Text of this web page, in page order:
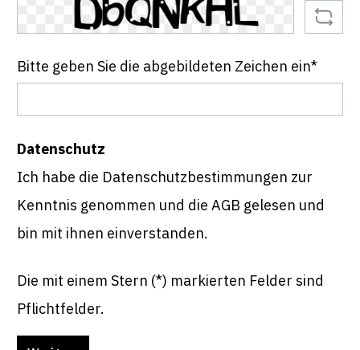
Bitte geben Sie die abgebildeten Zeichen ein*
Datenschutz
Ich habe die Datenschutzbestimmungen zur
Kenntnis genommen und die AGB gelesen und
bin mit ihnen einverstanden.
Die mit einem Stern (*) markierten Felder sind
Pflichtfelder.